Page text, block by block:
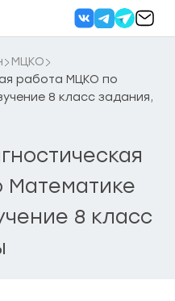
МЦКО
работа МЦКО по
8 класс задания,
Математике
8 класс